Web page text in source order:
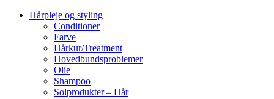
Hårpleje og styling
Conditioner
Farve
Hårkur/Treatment
Hovedbundsproblemer
Olie
Shampoo
Solprodukter – Hår